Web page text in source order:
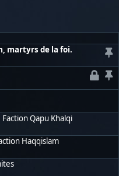
martyrs de la foi.
Qapu Khalqi
Haqqislam